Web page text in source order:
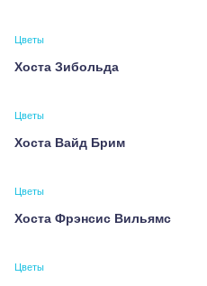
Цветы
Хоста Зибольда
Цветы
Хоста Вайд Брим
Цветы
Хоста Фрэнсис Вильямс
Цветы